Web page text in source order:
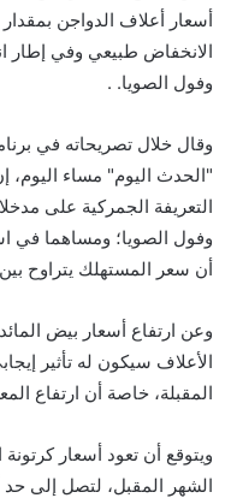
الانخفاض طبيعي وفي إطار
وفول الصويا. .
وقال خلال تصريحاته في
"الحدث اليوم" مساء اليوم،
التعريفة الجمركية على
وفول الصويا؛ ومساهما في
أن سعر المستهلك يتراوح بين 75 و90 جنيها للكيلو حسب المنطقة.
وعن ارتفاع أسعار بيض
الأعلاف سيكون له تأثير
المقبلة، خاصة أن ارتفاع
ويتوقع أن تعود أسعار